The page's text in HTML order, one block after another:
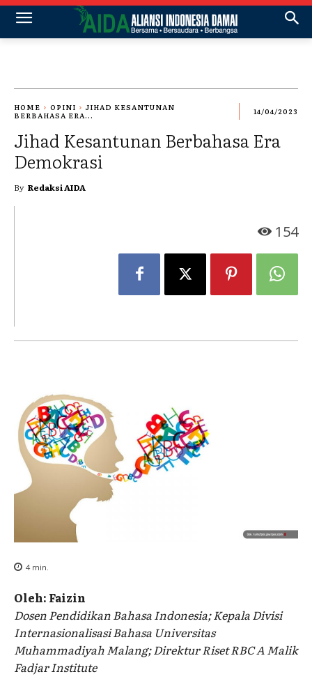
HOME OPINI
JIHAD KESANTUNAN
BERBAHASA ERA...
14/04/2023
Jihad Kesantunan Berbahasa Era
Demokrasi
By Redaksi AIDA
154
4 min.
Oleh: Faizin
Dosen Pendidikan Bahasa Indonesia; Kepala Divisi
Internasionalisasi Bahasa Universitas
Muhammadiyah Malang; Direktur Riset RBC A Malik
Fadjar Institute